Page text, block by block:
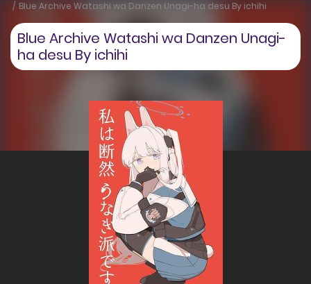
Blue Archive Watashi wa Danzen Unagi-ha desu By ichihi
Blue Archive Watashi wa Danzen Unagi-
ha desu By ichihi